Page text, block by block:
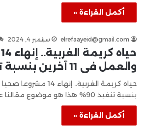
أكمل القراءة »
elrefaayeid@gmail.com سبتمبر 4, 2024
والعمل فى 11 آخرين بنسبة تنفيذ 90%
بنسبة تنفيذ 90% هذا هو موضوع مقالنا عبر موقعكم…
أكمل القراءة »